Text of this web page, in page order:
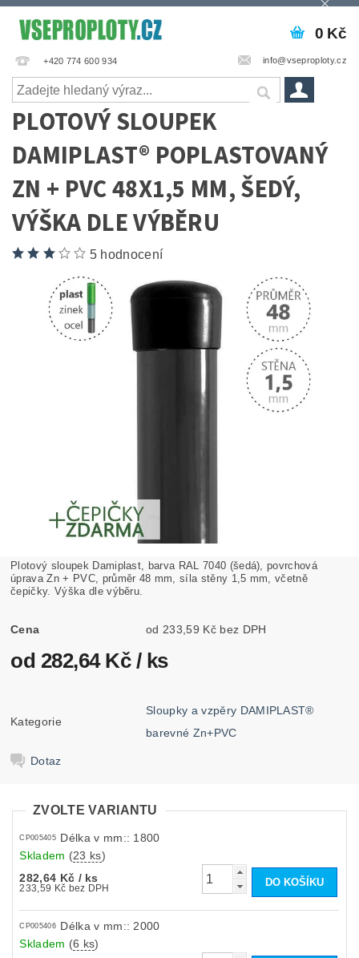
+420 774 600 934 info@vseproploty.cz
0 Kč
PLOTOVÝ SLOUPEK
DAMIPLAST® POPLASTOVANÝ
ZN + PVC 48X1,5 MM, ŠEDÝ,
VÝŠKA DLE VÝBĚRU
5 hodnocení
Plotový sloupek Damiplast, barva RAL 7040 (šedá), povrchová
úprava Zn + PVC, průměr 48 mm, síla stěny 1,5 mm, včetně
čepičky. Výška dle výběru.
Cena od 233,59 Kč bez DPH
od 282,64 Kč / ks
Kategorie
Sloupky a vzpěry DAMIPLAST®
barevné Zn+PVC
Dotaz
ZVOLTE VARIANTU
CP005405
Délka v mm:: 1800
Skladem (23 ks)
282,64 Kč / ks
233,59 Kč bez DPH
CP005406
Délka v mm:: 2000
Skladem (6 ks)